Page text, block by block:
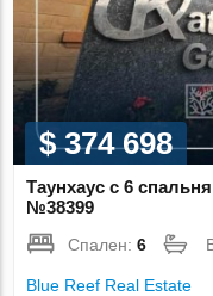
$ 374 698
Таунхаус с 6
№38399
Спален:6
Blue Reef Real Estate